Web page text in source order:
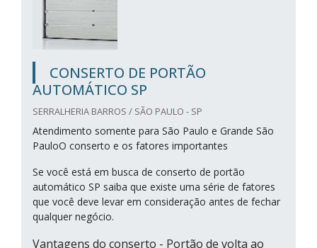
CONSERTO DE PORTÃO
AUTOMÁTICO SP
SERRALHERIA BARROS / SÃO PAULO - SP
Atendimento somente para São Paulo e Grande São
PauloO conserto e os fatores importantes
Se você está em busca de conserto de portão
automático SP saiba que existe uma série de fatores
que você deve levar em consideração antes de fechar
qualquer negócio.
Vantagens do conserto - Portão de volta ao